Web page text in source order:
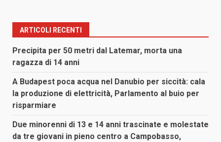
ARTICOLI RECENTI
Precipita per 50 metri dal Latemar, morta una
ragazza di 14 anni
A Budapest poca acqua nel Danubio per siccità: cala
la produzione di elettricità, Parlamento al buio per
risparmiare
Due minorenni di 13 e 14 anni trascinate e molestate
da tre giovani in pieno centro a Campobasso,